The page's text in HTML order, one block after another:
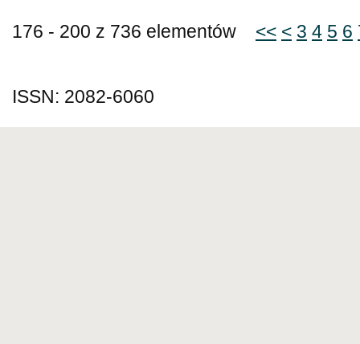
176 - 200 z 736 elementów << < 3 4 5 6
ISSN: 2082-6060